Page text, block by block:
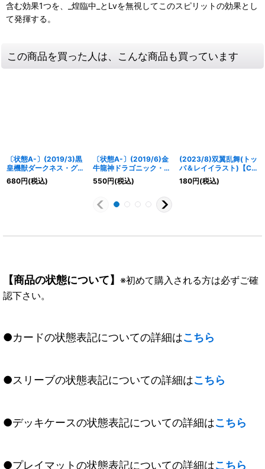
含む効果1つを、_煌臨中_とLvを無視してこのスピリットの効果とし
て発揮する。
この商品を買った人は、こんな商品も買っています
〔状態A-〕(2019/3)黒
皇機獣ダークネス・グリ
フォン(テキスト欄BSロ
ゴ/BS50収録)【X】
680円(税込)
〔状態A-〕(2019/6)金
牛龍神ドラゴニック・タ
ウラスX【10thX】
{BS49-10thX01}《赤》
550円(税込)
(2023/8)双翼乱舞(トッ
パ＆レイイラスト)【C】
{SD06-013}《赤》
180円(税込)
【商品の状態について】 ※初めて購入される方は必ずご確
認下さい。
●カードの状態表記についての詳細はこちら
●スリーブの状態表記についての詳細はこちら
●デッキケースの状態表記についての詳細はこちら
●プレイマットの状態表記についての詳細はこちら